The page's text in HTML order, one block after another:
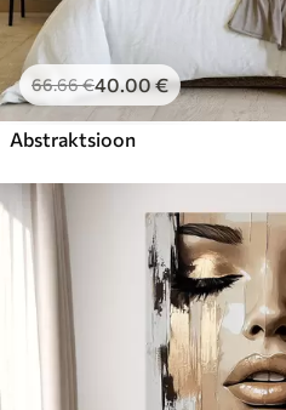
66.66€40.00€
Abstraktsioon